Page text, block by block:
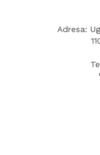
Adresa: